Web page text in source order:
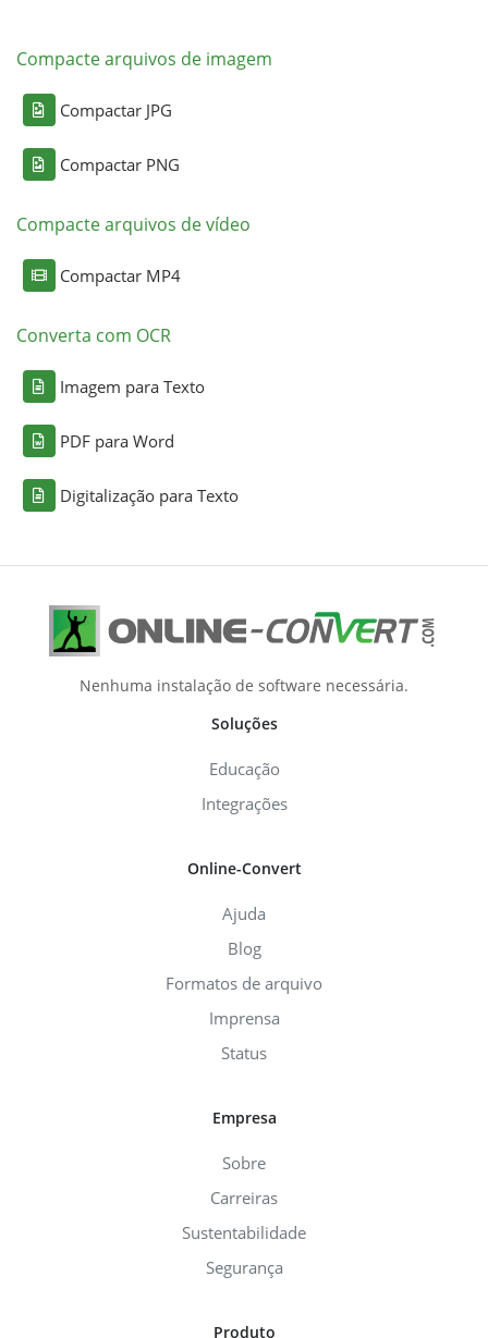
Compacte arquivos de imagem
Compactar JPG
Compactar PNG
Compacte arquivos de vídeo
Compactar MP4
Converta com OCR
Imagem para Texto
PDF para Word
Digitalização para Texto
Nenhuma instalação de software necessária.
Soluções
Educação
Integrações
Online-Convert
Ajuda
Blog
Formatos de arquivo
Imprensa
Status
Empresa
Sobre
Carreiras
Sustentabilidade
Segurança
Produto